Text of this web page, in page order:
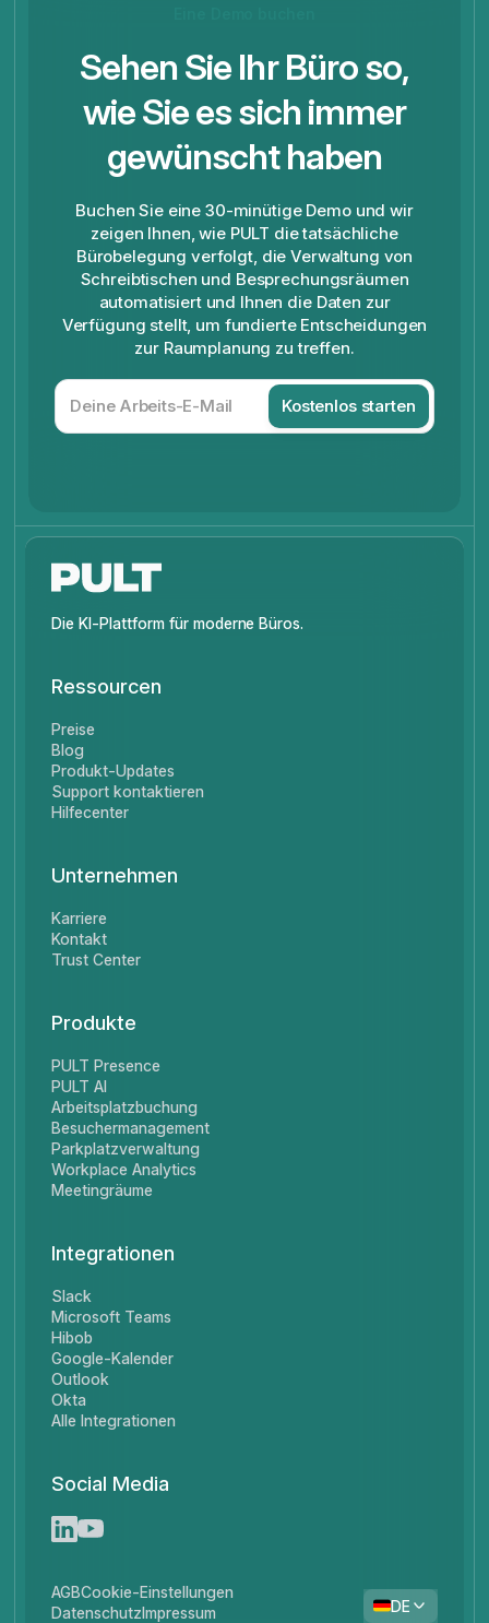
Sehen Sie Ihr Büro so,
wie Sie es sich immer
gewünscht haben
Buchen Sie eine 30-minütige Demo und wir
zeigen Ihnen, wie PULT die tatsächliche
Bürobelegung verfolgt, die Verwaltung von
Schreibtischen und Besprechungsräumen
automatisiert und Ihnen die Daten zur
Verfügung stellt, um fundierte Entscheidungen
zur Raumplanung zu treffen.
Die KI-Plattform für moderne Büros.
Ressourcen
Preise
Blog
Produkt-Updates
Support kontaktieren
Hilfecenter
Unternehmen
Karriere
Kontakt
Trust Center
Social Media
Produkte
PULT Presence
PULT AI
Arbeitsplatzbuchung
Besuchermanagement
Parkplatzverwaltung
Workplace Analytics
Meetingräume
Integrationen
Slack
Microsoft Teams
Hibob
Google-Kalender
Outlook
Okta
Alle Integrationen
AGBCookie-Einstellungen
DatenschutzImpressum DE